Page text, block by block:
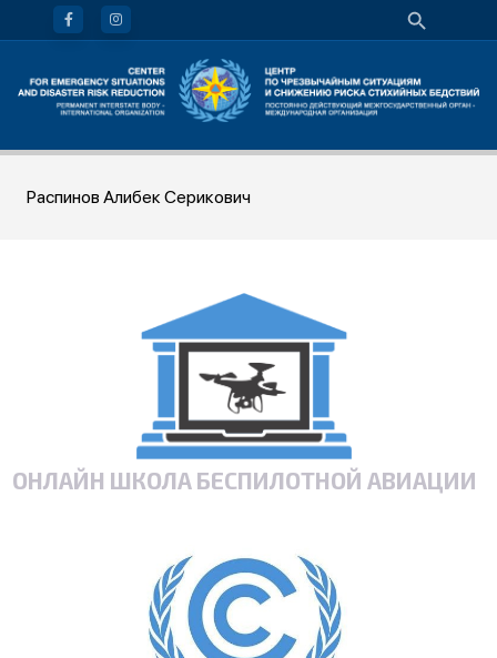
Распинов Алибек Серикович
ОНЛАЙН ШКОЛА БЕСПИЛОТНОЙ АВИАЦИИ